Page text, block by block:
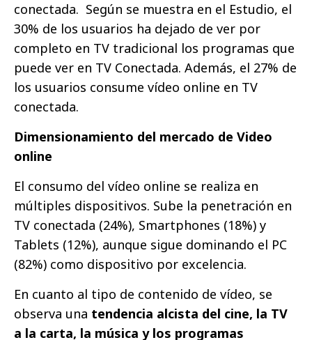
conectada. Según se muestra en el Estudio, el
30% de los usuarios ha dejado de ver por
completo en TV tradicional los programas que
puede ver en TV Conectada. Además, el 27% de
los usuarios consume vídeo online en TV
conectada.
Dimensionamiento del mercado de Video
online
El consumo del vídeo online se realiza en
múltiples dispositivos. Sube la penetración en
TV conectada (24%), Smartphones (18%) y
Tablets (12%), aunque sigue dominando el PC
(82%) como dispositivo por excelencia.
En cuanto al tipo de contenido de vídeo, se
observa una tendencia alcista del cine, la TV
a la carta, la música y los programas